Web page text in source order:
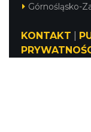
Górnośląsko-
KONTAKT